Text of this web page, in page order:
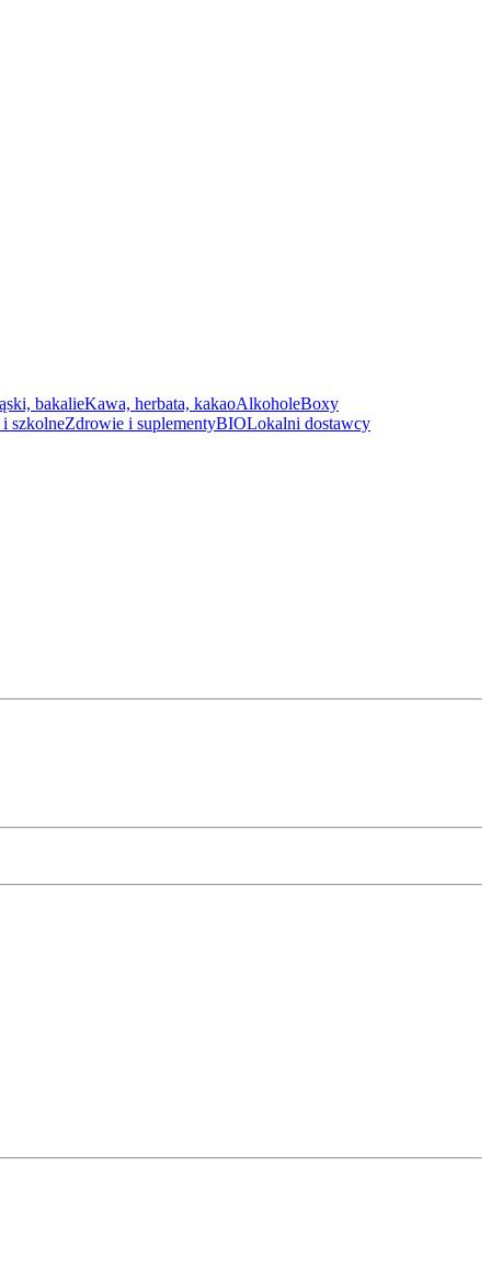
bakalieKawa, herbata, kakaoAlkoholeBoxy
szkolneZdrowie i suplementyBIOLokalni dostawcy